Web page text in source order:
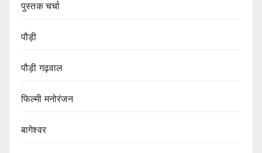
पुस्तक चर्चा
पौड़ी
पौड़ी गढ़वाल
फिल्मी मनोरंजन
बागेश्वर